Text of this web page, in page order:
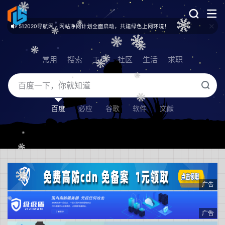
512020导航网 - 网站净网计划全面启动，共建绿色上网环境！
常用 搜索 工具 社区 生活 求职
百度 必应 谷歌 软件 文献